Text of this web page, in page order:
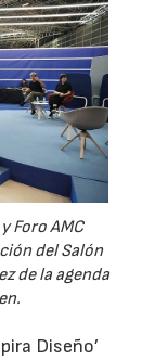
Foro AMC
del Salón
de la agenda
Diseño’